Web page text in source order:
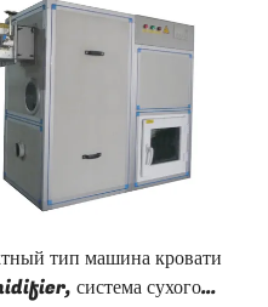
Оборудование
товарного сорта